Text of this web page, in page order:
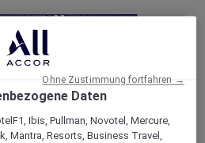
Daten
Ibis, Pullman, Novotel, Mercure,
Mantra, Resorts, Business Travel,
Ohne Zustimmung fortfahren →